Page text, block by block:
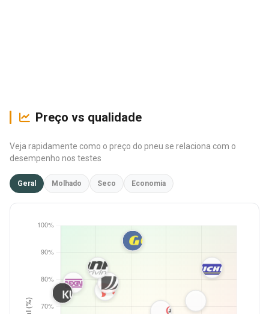
Preço vs qualidade
Veja rapidamente como o preço do pneu se relaciona com o
desempenho nos testes
Geral Molhado Seco Economia